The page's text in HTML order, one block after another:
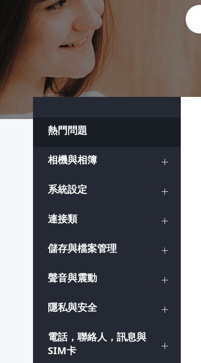
熱門問題
相機與相簿
系統設定
連接類
儲存與檔案管理
聲音與震動
隱私與安全
電話，聯絡人，訊息與
SIM卡